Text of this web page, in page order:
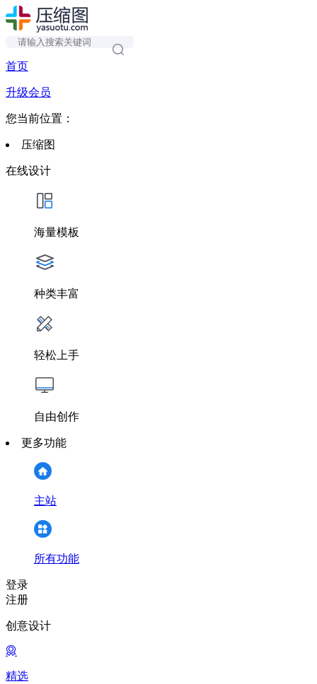
首页
升级会员
您当前位置：
压缩图
在线设计
海量模板
种类丰富
轻松上手
自由创作
更多功能
主站
所有功能
登录
注册
创意设计
精选